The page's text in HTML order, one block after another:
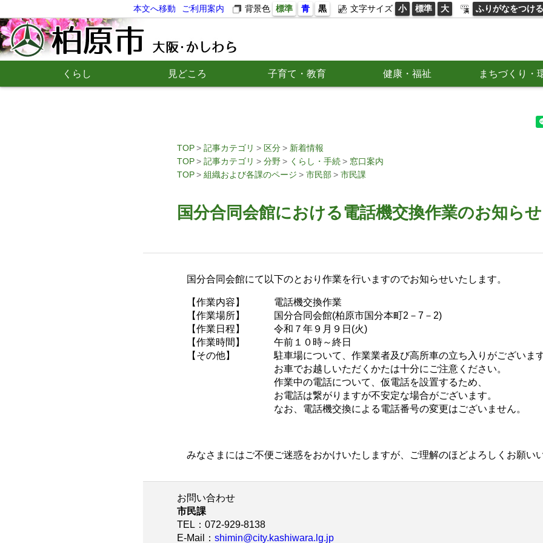
本文へ移動 ご利用案内 背景色 標準 青 黒 文字サイズ 小 標準 大 ふりがなをつける
くらし 見どころ 子育て・教育 健康・福祉 まちづくり・
TOP 記事カテゴリ 区分
新着情報
TOP
記事カテゴリ 分野 くらし・手続
窓口案内
TOP
組織および各課のページ 市民部 市民課
国分合同会館における電話機交換作業のお知らせ
国分合同会館にて以下のとおり作業を行いますのでお知らせいたします。
【作業内容】 電話機交換作業
【作業場所】 国分合同会館(柏原市国分本町2－7－2)
【作業日程】 令和７年９月９日(火)
【作業時間】 午前１０時～終日
【その他】 駐車場について、作業業者及び高所車の立ち入りがございま
お車でお越しいただくかたは十分にご注意ください。
作業中の電話について、仮電話を設置するため、
お電話は繋がりますが不安定な場合がございます。
なお、電話機交換による電話番号の変更はございません。
みなさまにはご不便ご迷惑をおかけいたしますが、ご理解のほどよろしくお願い
お問い合わせ
市民課
TEL ：072-929-8138
E-Mail
： shimin@city.kashiwara.lg.jp